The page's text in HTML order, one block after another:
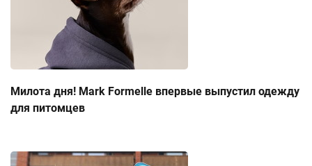
Милота дня! Mark Formelle впервые выпустил одежду
для питомцев